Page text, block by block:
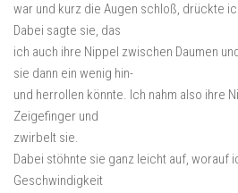
war und kurz die Augen schloß, drückte
Dabei sagte sie, das
ich auch ihre Nippel zwischen Daumen
sie dann ein wenig hin-
und herrollen könnte. Ich nahm also ihre
Zeigefinger und
zwirbelt sie.
Dabei stöhnte sie ganz leicht auf, worauf
Geschwindigkeit